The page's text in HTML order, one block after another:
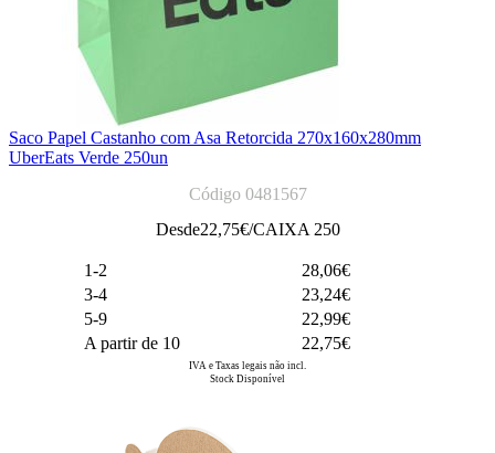
Saco Papel Castanho com Asa Retorcida 270x160x280mm
UberEats Verde 250un
Código 0481567
Desde22,75€/CAIXA 250
1-2
28,06€
3-4
23,24€
5-9
22,99€
A partir de 10
22,75€
IVA e Taxas legais não incl.
Stock Disponível